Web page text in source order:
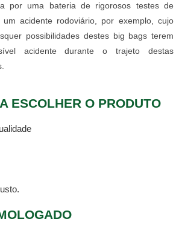
por uma bateria de rigorosos testes de
um acidente rodoviário, por exemplo, cujo
possibilidades destes big bags terem
acidente durante o trajeto destas
ESCOLHER O PRODUTO